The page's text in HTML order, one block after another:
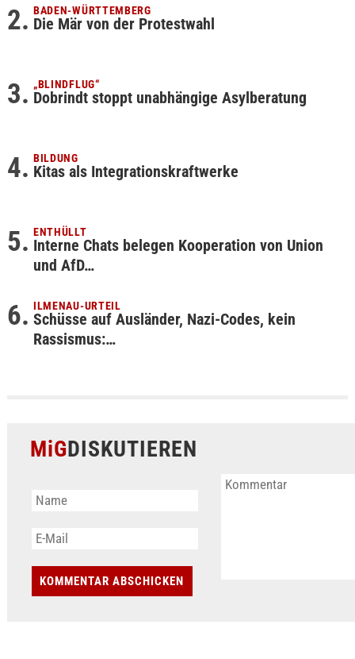
BADEN-WÜRTTEMBERG
Die Mär von der Protestwahl
„BLINDFLUG“
Dobrindt stoppt unabhängige Asylberatung
BILDUNG
Kitas als Integrationskraftwerke
ENTHÜLLT
Interne Chats belegen Kooperation von Union
und AfD…
ILMENAU-URTEIL
Schüsse auf Ausländer, Nazi-Codes, kein
Rassismus:…
MiGDISKUTIEREN